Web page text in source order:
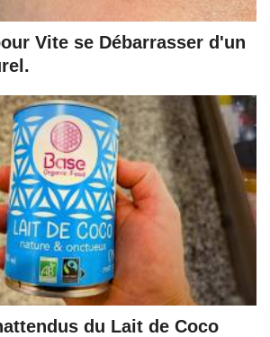
Vite se Débarrasser d'un
du Lait de Coco